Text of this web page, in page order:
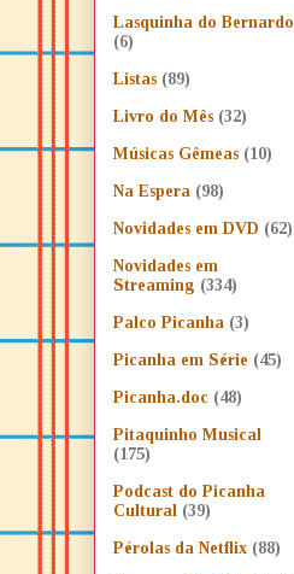
Lasquinha do Bernardo
(6)
Listas (89)
Livro do Mês (32)
Músicas Gêmeas (10)
Na Espera (98)
Novidades em DVD (62)
Novidades em
Streaming (334)
Palco Picanha (3)
Picanha em Série (45)
Picanha.doc (48)
Pitaquinho Musical
(175)
Podcast do Picanha
Cultural (39)
Pérolas da Netflix (88)